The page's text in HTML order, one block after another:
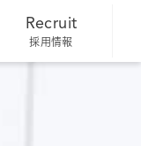
Recruit
採用情報